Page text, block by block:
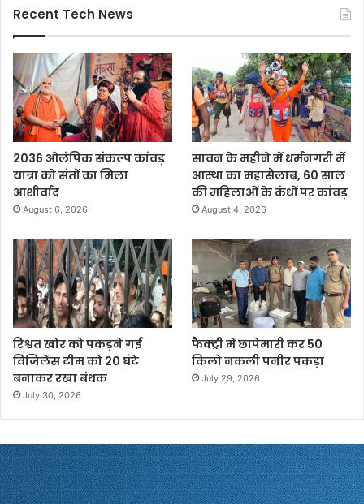
Recent Tech News
2036 ओलंपिक संकल्प कांवड़
यात्रा को संतों का मिला
आशीर्वाद
August 6, 2026
सावन के महीने में धर्मनगरी में
आस्था का महासैलाब, 60 साल
की महिलाओं के कंधों पर कांवड़
August 4, 2026
रिश्वत खोर को पकड़ने गई
विजिलेंस टीम को 20 घंटे
बनाकर रखा बंधक
July 30, 2026
फैक्ट्री में छापेमारी कर 50
किलो नकली पनीर पकड़ा
July 29, 2026